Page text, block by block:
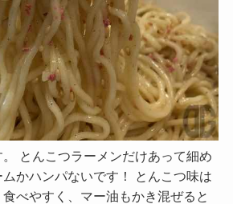
とんこつラーメンだけあって細め
かハンパないです！ とんこつ味は
べやすく、マー油もかき混ぜると